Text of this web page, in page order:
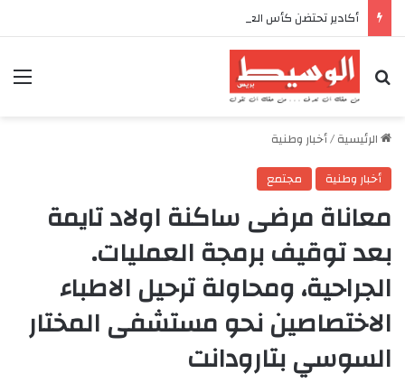
بحث عن
الرئيسية/أخبار وطنية
أخبار وطنية
مجتمع
معاناة مرضى ساكنة اولاد تايمة
بعد توقيف برمجة العمليات.
الجراحية، ومحاولة ترحيل الاطباء
الاختصاصين نحو مستشفى المختار
السوسي بتارودانت